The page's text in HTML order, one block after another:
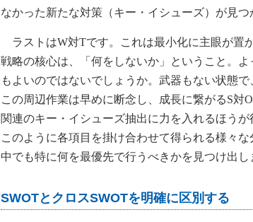
なかった新たな対策（キー・イシューズ）が見つ
ラストはW対Tです。これは最小化に主眼が置
戦略の核心は、「何をしないか」ということ。
もよいのではないでしょうか。武器もない状態
この周辺作業は早めに断念し、成長に繋がるS
関連のキー・イシューズ抽出に力を入れるほうが
このように各項目を掛け合わせて得られる様々
中でも特に何を最優先で行うべきかを見つけ出し
SWOTとクロスSWOTを明確に区別する